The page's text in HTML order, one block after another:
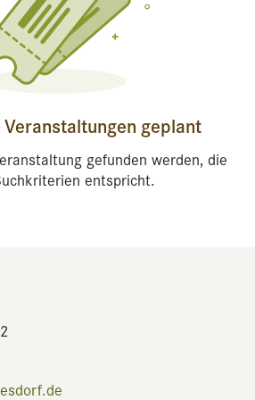
geplant
gefunden werden, die
entspricht.